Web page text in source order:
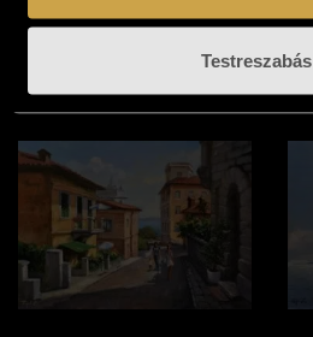
Testreszabás